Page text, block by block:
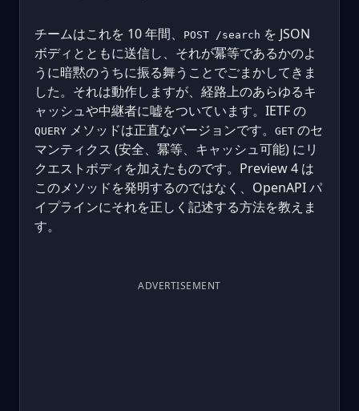
チームはこれを 10 年間、 POST /search を JSON
ボディとともに送信し、それが冪等であるかのよ
うに暗黙のうちに振る舞うことでごまかしてきま
した。それは動作しますが、経路上のあらゆるキ
ャッシュや中継者に嘘をついています。IETF の
QUERY メソッドは正直なバージョンです。 GET のセ
マンティクス (安全、冪等、キャッシュ可能) にリ
クエストボディを加えたものです。Preview 4 は
このメソッドを発明するのではなく、OpenAPI パ
イプラインにそれを正しく記述する方法を教えま
す。
ADVERTISEMENT